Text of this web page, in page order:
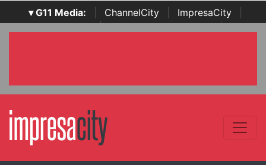
▾ G11 Media: ChannelCity ImpresaCity
SecurityOpenLab | Italian Channel Awards | Italian